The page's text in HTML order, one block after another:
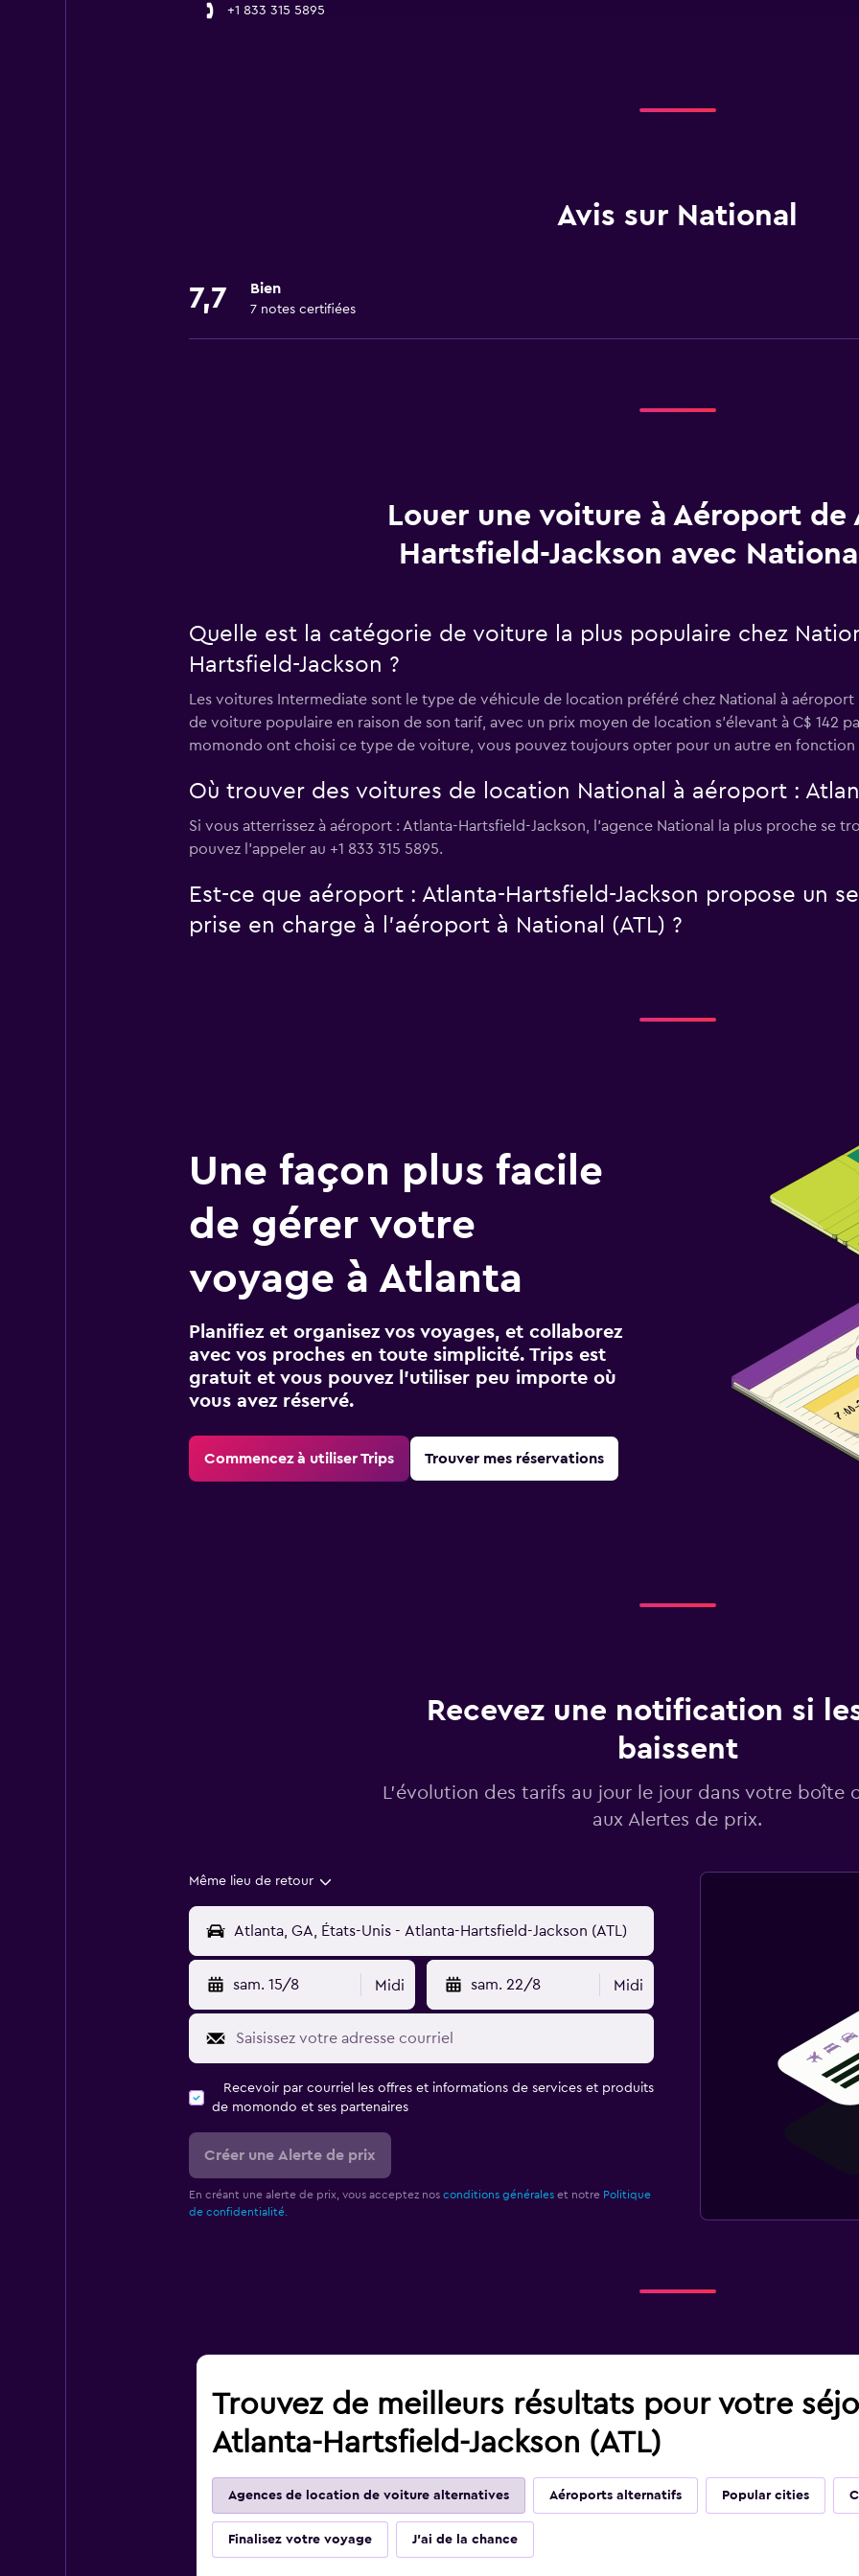
+1 833 315 5895
Avis sur National
7,7 Bien
7 notes certifiées
Louer une voiture à Aéroport de
Hartsfield-Jackson avec
Quelle est la catégorie de voiture la plus populaire chez
Hartsfield-Jackson ?
Les voitures Intermediate sont le type de véhicule de location préféré chez National à
de voiture populaire en raison de son tarif, avec un prix moyen de location s'élevant à C$ 142
momondo ont choisi ce type de voiture, vous pouvez toujours opter pour un autre en fonction
Où trouver des voitures de location National à aéroport :
Si vous atterrissez à aéroport : Atlanta-Hartsfield-Jackson, l’agence National la plus proche se
pouvez l’appeler au +1 833 315 5895.
Est-ce que aéroport : Atlanta-Hartsfield-Jackson propose un
prise en charge à l’aéroport à National (ATL) ?
Une façon plus facile
de gérer votre
voyage à Atlanta
Planifiez et organisez vos voyages, et collaborez
avec vos proches en toute simplicité. Trips est
gratuit et vous pouvez l’utiliser peu importe où
vous avez réservé.
Commencez à utiliser Trips Trouver mes réservations
Recevez une notification si
baissent
L’évolution des tarifs au jour le jour dans votre boîte
aux Alertes de prix.
Même lieu de retour
sam. 15/8 Midi sam. 22/8 Midi
Recevoir par courriel les offres et informations de services et produits
de momondo et ses partenaires
Créer une Alerte de prix
En créant une alerte de prix, vous acceptez nos conditions généraleset notre Politique
de confidentialité.
Trouvez de meilleurs résultats pour votre
Atlanta-Hartsfield-Jackson (ATL)
Agences de location de voiture alternatives Aéroports alternatifs Popular cities
Finalisez votre voyage J'ai de la chance